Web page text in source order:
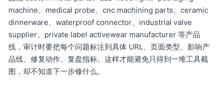
machine、medical probe、cnc machining parts、ceramic
dinnerware、waterproof connector、industrial valve
supplier、private label activewear manufacturer 等产品
线，审计时要把每个问题标注到具体 URL、页面类型、影响产
品线、修复动作、复盘指标。这样才能避免只得到一堆工具截
图，却不知道下一步修什么。